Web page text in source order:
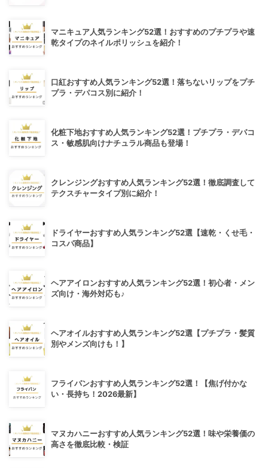
マニキュア人気ランキング52選！おすすめのプチプラや速
乾タイプのネイルポリッシュを紹介！
口紅おすすめ人気ランキング52選！落ちないリップをプチ
プラ・デパコス別に紹介！
化粧下地おすすめ人気ランキング52選！プチプラ・デパコ
ス・敏感肌向けナチュラル商品も登場！
クレンジングおすすめ人気ランキング52選！徹底調査して
テクスチャータイプ別に紹介！
ドライヤーおすすめ人気ランキング52選【速乾・くせ毛・
コスパ商品】
ヘアアイロンおすすめ人気ランキング52選！初心者・メン
ズ向け・海外対応も♪
ヘアオイルおすすめ人気ランキング52選【プチプラ・髪質
別やメンズ向けも！】
フライパンおすすめ人気ランキング52選！【焦げ付かな
い・長持ち！2026最新】
マヌカハニーおすすめ人気ランキング52選！味や栄養価の
高さを徹底比較・検証